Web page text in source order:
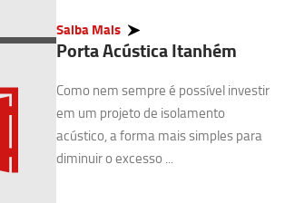
Saiba Mais
Porta Acústica Itanhém
Como nem sempre é possível investir
em um projeto de isolamento
acústico, a forma mais simples para
diminuir o excesso ...